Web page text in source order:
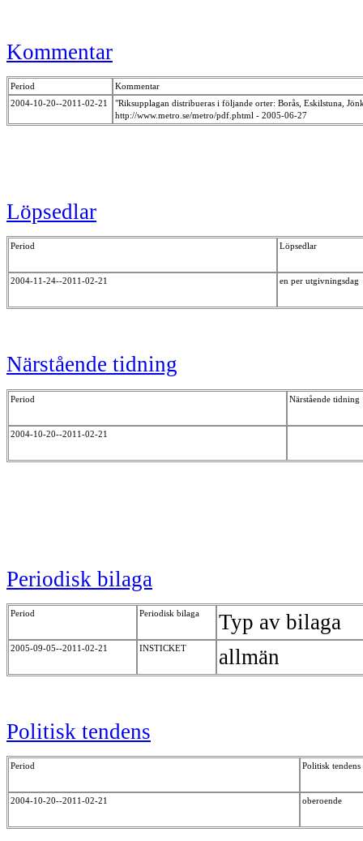
Kommentar
Period
Kommentar
2004-10-20--2011-02-21
"Riksupplagan distribueras i följande orter: Borås, Eskilstuna,
http://www.metro.se/metro/pdf.phtml - 2005-06-27
Löpsedlar
Period Löpsedlar
2004-11-24--2011-02-21 en per utgivningsdag
Närstående tidning
Period Närstående tidning
2004-10-20--2011-02-21
Periodisk bilaga
Period Periodisk bilaga Typ av bilaga
2005-09-05--2011-02-21 INSTICKET allmän
Politisk tendens
Period Politisk tendens
2004-10-20--2011-02-21 oberoende